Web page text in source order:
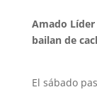
Amado Líder
bailan de
El sábado